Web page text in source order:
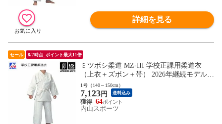
詳細を見る
セール 8/7時点_ポイント最大11倍
ミツボシ柔道 MZ-III 学校正課用柔道衣
（上衣＋ズボン＋帯） 2026年継続モデル
【J062 授業用 柔道着セット 初心者用 入門
用/名入れ・刺繍加工不可】【翌日配達対
象】[自社]
1号（140～150cm）
7,123円 送料込み
64
内山スポーツ